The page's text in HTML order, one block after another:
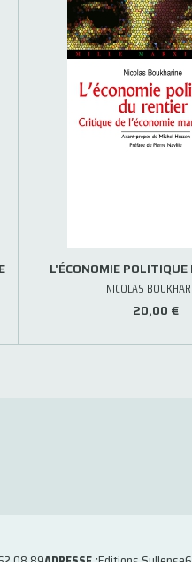
L'ÉCONOMIE POLITIQUE
NICOLAS
20,00 €